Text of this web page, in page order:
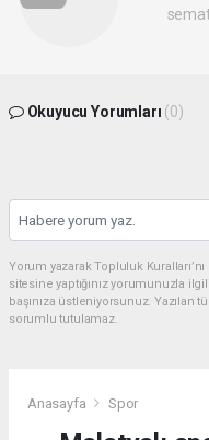
Okuyucu Yorumları (0)
Yorum yazarak Topluluk
sitesine yaptığınız yorumunuzla
başınıza üstleniyorsunuz.
sorumlu tutulamaz.
Anasayfa Spor